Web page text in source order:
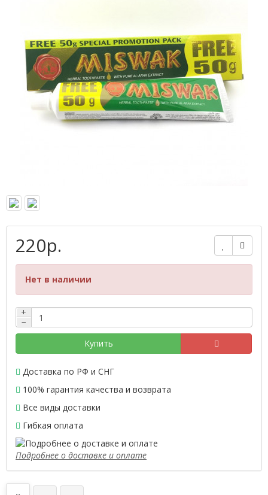
220р.
Нет в наличии
+
−
Купить
Доставка по РФ и СНГ
100% гарантия качества и возврата
Все виды доставки
Гибкая оплата
Подробнее о доставке и оплате